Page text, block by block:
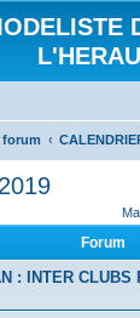
Forum
: INTER CLUBS